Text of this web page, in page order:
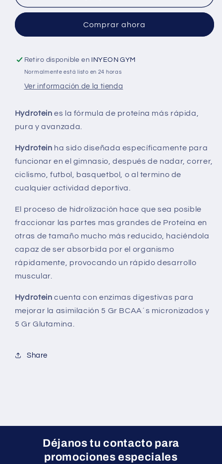
Comprar ahora
Retiro disponible en INYEON GYM
Normalmente está listo en 24 horas
Ver información de la tienda
Hydrotein es la fórmula de proteína más rápida,
pura y avanzada.
Hydrotein ha sido diseñada específicamente para
funcionar en el gimnasio, después de nadar, correr,
ciclismo, futbol, basquetbol, o al termino de
cualquier actividad deportiva.
El proceso de hidrolización hace que sea posible
fraccionar las partes mas grandes de Proteína en
otras de tamaño mucho más reducido, haciéndola
capaz de ser absorbida por el organismo
rápidamente, provocando un rápido desarrollo
muscular.
Hydrotein cuenta con enzimas digestivas para
mejorar la asimilación 5 Gr BCAA´s micronizados y
5 Gr Glutamina.
Share
Déjanos tu contacto para
promociones especiales